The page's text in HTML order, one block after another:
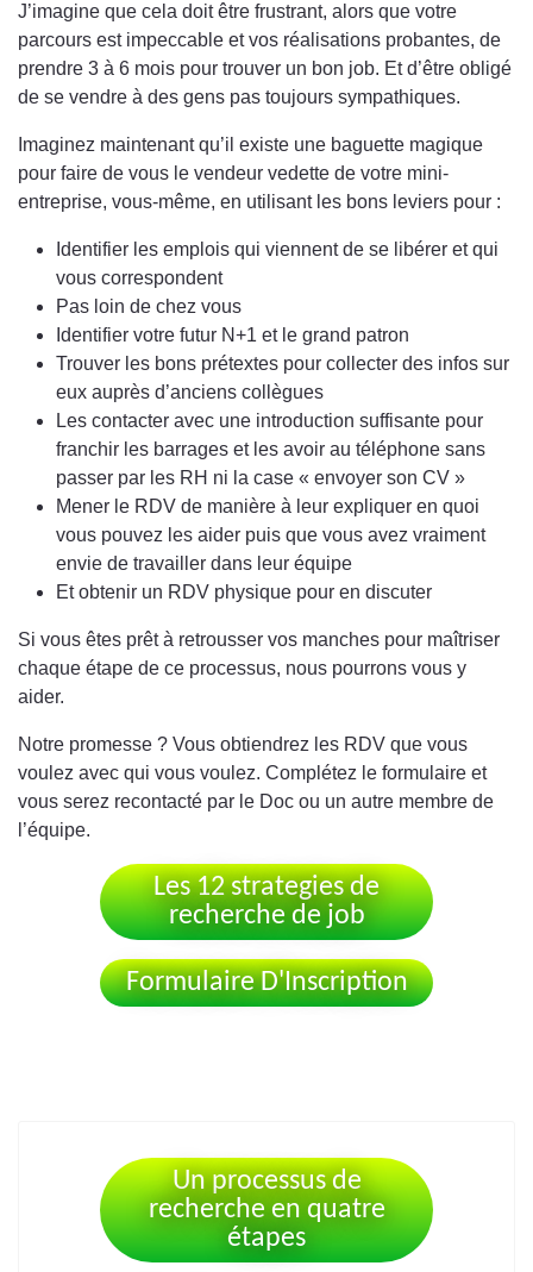
J’imagine que cela doit être frustrant, alors que votre
parcours est impeccable et vos réalisations probantes, de
prendre 3 à 6 mois pour trouver un bon job. Et d’être obligé
de se vendre à des gens pas toujours sympathiques.
Imaginez maintenant qu’il existe une baguette magique
pour faire de vous le vendeur vedette de votre mini-
entreprise, vous-même, en utilisant les bons leviers pour :
Identifier les emplois qui viennent de se libérer et qui
vous correspondent
Pas loin de chez vous
Identifier votre futur N+1 et le grand patron
Trouver les bons prétextes pour collecter des infos sur
eux auprès d’anciens collègues
Les contacter avec une introduction suffisante pour
franchir les barrages et les avoir au téléphone sans
passer par les RH ni la case « envoyer son CV »
Mener le RDV de manière à leur expliquer en quoi
vous pouvez les aider puis que vous avez vraiment
envie de travailler dans leur équipe
Et obtenir un RDV physique pour en discuter
Si vous êtes prêt à retrousser vos manches pour maîtriser
chaque étape de ce processus, nous pourrons vous y
aider.
Notre promesse ? Vous obtiendrez les RDV que vous
voulez avec qui vous voulez. Complétez le formulaire et
vous serez recontacté par le Doc ou un autre membre de
l’équipe.
Les 12 strategies de
recherche de job
Formulaire D'Inscription
Un processus de
recherche en quatre
étapes